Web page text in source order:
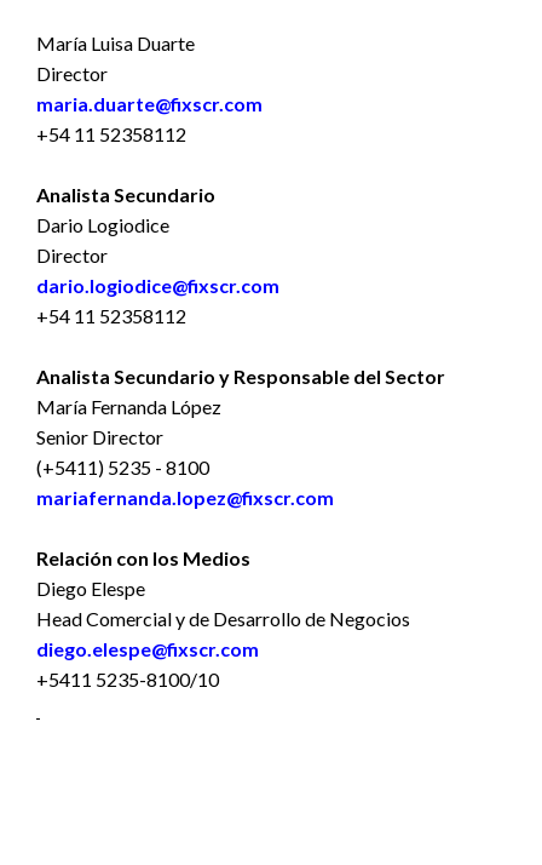
María Luisa Duarte
Director
maria.duarte@fixscr.com
+54 11 52358112
Analista Secundario
Dario Logiodice
Director
dario.logiodice@fixscr.com
+54 11 52358112
Analista Secundario y Responsable del Sector
María Fernanda López
Senior Director
(+5411) 5235 - 8100
mariafernanda.lopez@fixscr.com
Relación con los Medios
Diego Elespe
Head Comercial y de Desarrollo de Negocios
diego.elespe@fixscr.com
+5411 5235-8100/10